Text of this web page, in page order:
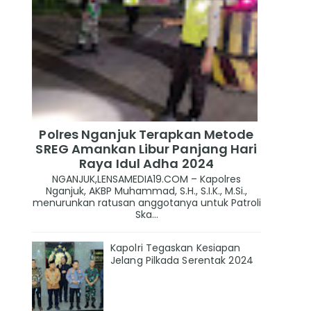
Polres Nganjuk Terapkan Metode
SREG Amankan Libur Panjang Hari
Raya Idul Adha 2024
NGANJUK,LENSAMEDIA19.COM – Kapolres
Nganjuk, AKBP Muhammad, S.H., S.I.K., M.Si.,
menurunkan ratusan anggotanya untuk Patroli
Ska...
Kapolri Tegaskan Kesiapan
Jelang Pilkada Serentak 2024